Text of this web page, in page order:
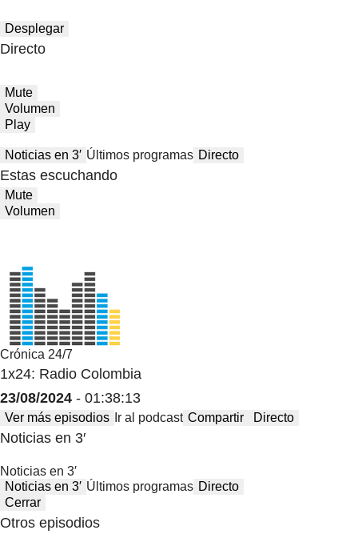
Desplegar
Directo
Mute
Volumen
Play
Noticias en 3′ Últimos programas Directo
Estas escuchando
Mute
Volumen
Crónica 24/7
1x24: Radio Colombia
23/08/2024 - 01:38:13
Ver más episodios Ir al podcast Compartir Directo
Noticias en 3′
Noticias en 3′
Noticias en 3′ Últimos programas Directo
Cerrar
Otros episodios